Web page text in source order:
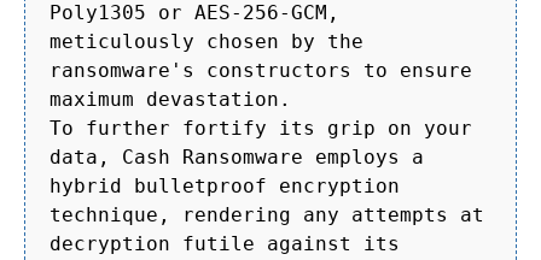
Poly1305 or AES-256-GCM,
meticulously chosen by the
ransomware's constructors to ensure
maximum devastation.
To further fortify its grip on your
data, Cash Ransomware employs a
hybrid bulletproof encryption
technique, rendering any attempts at
decryption futile against its